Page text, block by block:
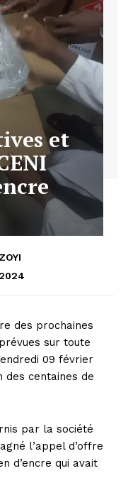
et
des prochaines
sur toute
09 février
des centaines de
par la société
l’appel d’offre
d’encre qui avait